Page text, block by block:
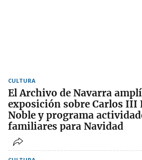
CULTURA
El Archivo de Navarra
exposición sobre Carlos III
Noble y programa
familiares para Navidad